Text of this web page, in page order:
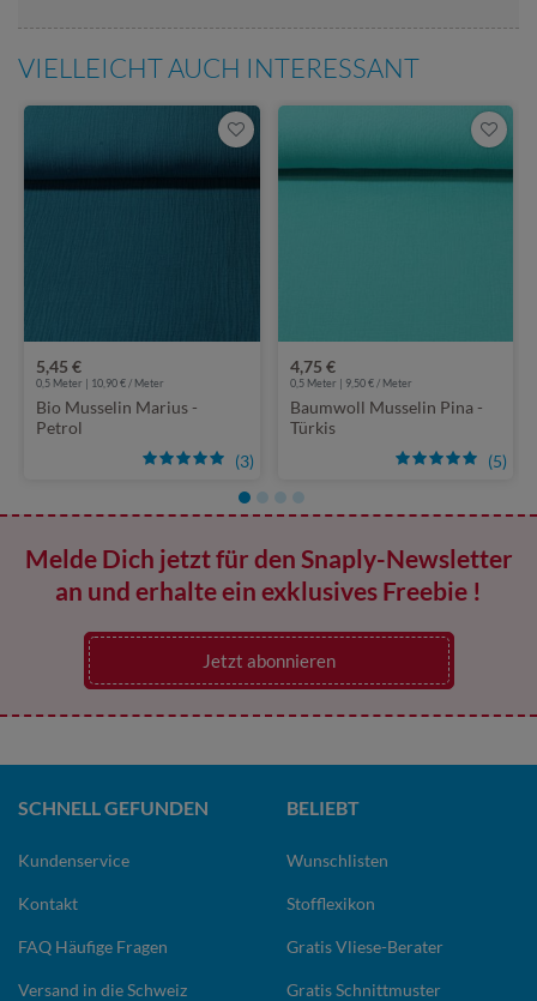
VIELLEICHT AUCH INTERESSANT
(3)
5,45 €
0,5 Meter | 10,90 € / Meter
Bio Musselin Marius -
Petrol
(5)
4,75 €
0,5 Meter | 9,50 € / Meter
Baumwoll Musselin Pina -
Türkis
Melde Dich jetzt für den Snaply-Newsletter
an und erhalte ein exklusives Freebie !
Jetzt abonnieren
SCHNELL GEFUNDEN
Kundenservice
Kontakt
FAQ Häufige Fragen
Versand in die Schweiz
BELIEBT
Wunschlisten
Stofflexikon
Gratis Vliese-Berater
Gratis Schnittmuster